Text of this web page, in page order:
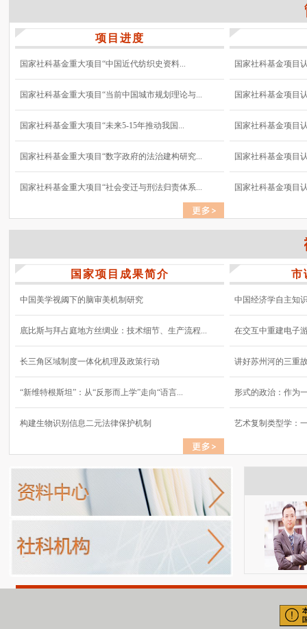
项目进度
国家社科基金重大项目“中国近代纺织史资料...
国家社科基金重大项目“当前中国城市规划理论与...
国家社科基金重大项目“未来5-15年推动我国...
国家社科基金重大项目“数字政府的法治建构研究...
国家社科基金重大项目“社会变迁与刑法归责体系...
国家社科基金项目
国家社科基金项目
国家社科基金项目
国家社科基金项目
国家社科基金项目
国家项目成果简介
中国美学视阈下的脑审美机制研究
底比斯与拜占庭地方丝绸业：技术细节、生产流程...
长三角区域制度一体化机理及政策行动
“新维特根斯坦”：从“反形而上学”走向“语言...
构建生物识别信息二元法律保护机制
市
中国经济学自主知
在交互中重建电子
讲好苏州河的三重
形式的政治：作为
艺术复制类型学：